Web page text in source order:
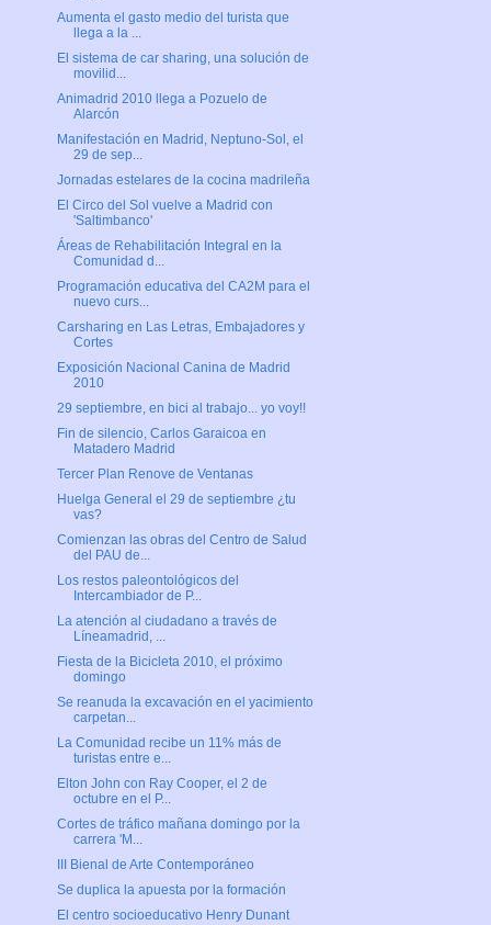
Aumenta el gasto medio del turista que
llega a la ...
El sistema de car sharing, una solución de
movilid...
Animadrid 2010 llega a Pozuelo de
Alarcón
Manifestación en Madrid, Neptuno-Sol, el
29 de sep...
Jornadas estelares de la cocina madrileña
El Circo del Sol vuelve a Madrid con
'Saltimbanco'
Áreas de Rehabilitación Integral en la
Comunidad d...
Programación educativa del CA2M para el
nuevo curs...
Carsharing en Las Letras, Embajadores y
Cortes
Exposición Nacional Canina de Madrid
2010
29 septiembre, en bici al trabajo... yo voy!!
Fin de silencio, Carlos Garaicoa en
Matadero Madrid
Tercer Plan Renove de Ventanas
Huelga General el 29 de septiembre ¿tu
vas?
Comienzan las obras del Centro de Salud
del PAU de...
Los restos paleontológicos del
Intercambiador de P...
La atención al ciudadano a través de
Líneamadrid, ...
Fiesta de la Bicicleta 2010, el próximo
domingo
Se reanuda la excavación en el yacimiento
carpetan...
La Comunidad recibe un 11% más de
turistas entre e...
Elton John con Ray Cooper, el 2 de
octubre en el P...
Cortes de tráfico mañana domingo por la
carrera 'M...
III Bienal de Arte Contemporáneo
Se duplica la apuesta por la formación
El centro socioeducativo Henry Dunant